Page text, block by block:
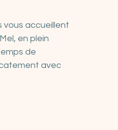
vous accueillent
en plein
de
avec